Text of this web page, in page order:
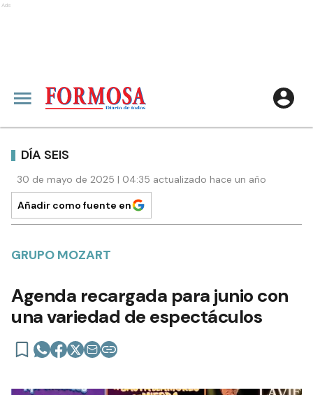
Ads
DÍA SEIS
30 de mayo de 2025 | 04:35 actualizado hace un año
Añadir como fuente en
GRUPO MOZART
Agenda recargada para junio con
una variedad de espectáculos